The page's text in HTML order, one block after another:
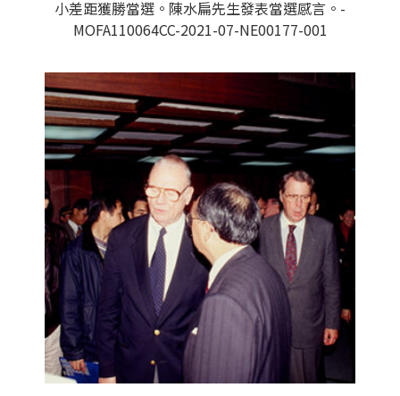
小差距獲勝當選。陳水扁先生發表當選感言。-
MOFA110064CC-2021-07-NE00177-001